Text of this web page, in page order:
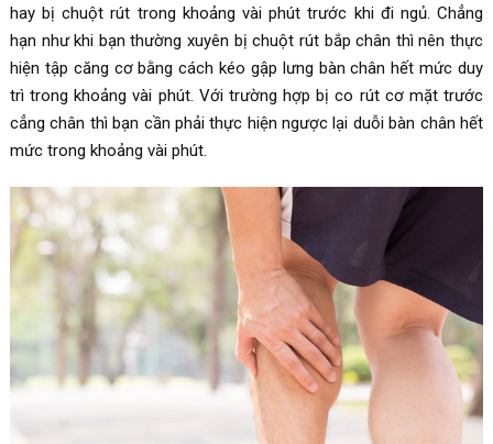
hay bị chuột rút trong khoảng vài phút trước khi đi ngủ. Chẳng
hạn như khi bạn thường xuyên bị chuột rút bắp chân thì nên thực
hiện tập căng cơ bằng cách kéo gập lưng bàn chân hết mức duy
trì trong khoảng vài phút. Với trường hợp bị co rút cơ mặt trước
cẳng chân thì bạn cần phải thực hiện ngược lại duỗi bàn chân hết
mức trong khoảng vài phút.